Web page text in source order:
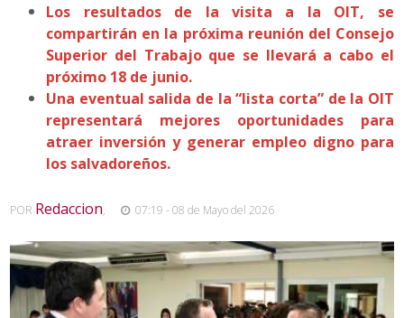
Los resultados de la visita a la OIT, se
compartirán en la próxima reunión del Consejo
Superior del Trabajo que se llevará a cabo el
próximo 18 de junio.
Una eventual salida de la “lista corta” de la OIT
representará mejores oportunidades para
atraer inversión y generar empleo digno para
los salvadoreños.
POR Redaccion, 07:19 - 08 de Mayo del 2026